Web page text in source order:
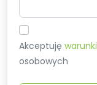
Akceptujęwarunki
osobowych